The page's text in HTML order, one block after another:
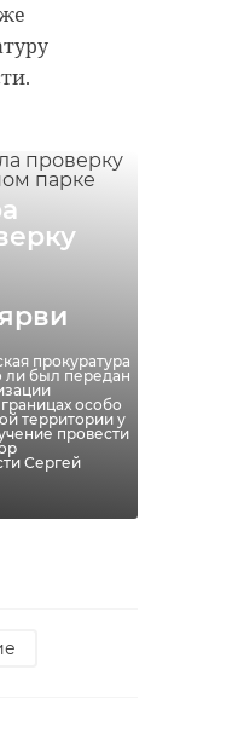
прокуратура
ли был передан
особо
территории у
провести
Сергей